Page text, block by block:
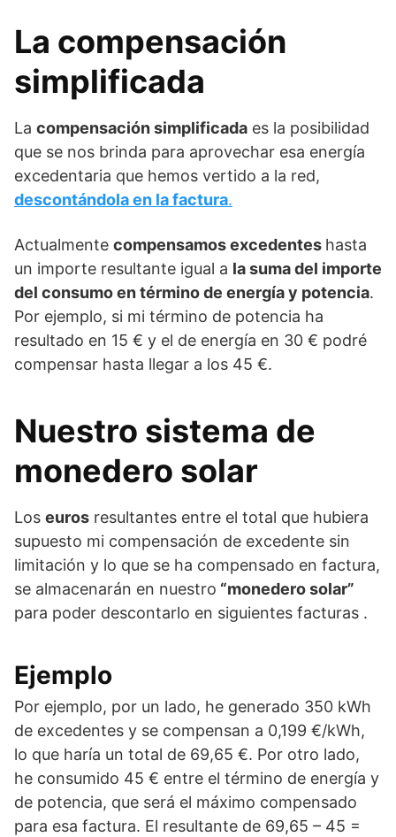
La compensación
simplificada
La compensación simplificada es la posibilidad
que se nos brinda para aprovechar esa energía
excedentaria que hemos vertido a la red,
descontándola en la factura.
Actualmente compensamos excedentes hasta
un importe resultante igual a la suma del importe
del consumo en término de energía y potencia.
Por ejemplo, si mi término de potencia ha
resultado en 15 € y el de energía en 30 € podré
compensar hasta llegar a los 45 €.
Nuestro sistema de
monedero solar
Los euros resultantes entre el total que hubiera
supuesto mi compensación de excedente sin
limitación y lo que se ha compensado en factura,
se almacenarán en nuestro “monedero solar”
para poder descontarlo en siguientes facturas .
Ejemplo
Por ejemplo, por un lado, he generado 350 kWh
de excedentes y se compensan a 0,199 €/kWh,
lo que haría un total de 69,65 €. Por otro lado,
he consumido 45 € entre el término de energía y
de potencia, que será el máximo compensado
para esa factura. El resultante de 69,65 – 45 =